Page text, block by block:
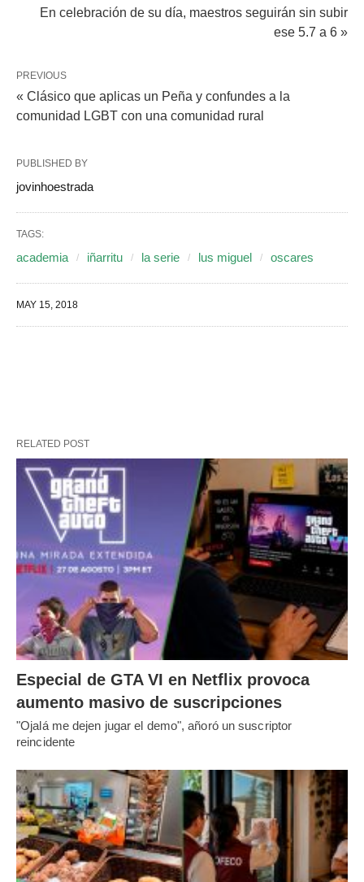
En celebración de su día, maestros seguirán sin subir
ese 5.7 a 6 »
PREVIOUS
« Clásico que aplicas un Peña y confundes a la
comunidad LGBT con una comunidad rural
PUBLISHED BY
jovinhoestrada
TAGS:
academia iñarritu la serie lus miguel oscares
MAY 15, 2018
RELATED POST
Especial de GTA VI en Netflix provoca
aumento masivo de suscripciones
"Ojalá me dejen jugar el demo", añoró un suscriptor
reincidente